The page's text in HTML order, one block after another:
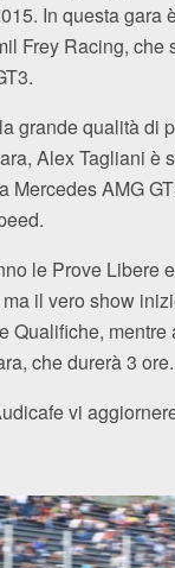
In questa gara
Frey Racing, che
grande qualità di
Alex Tagliani è
Mercedes AMG
le Prove Libere
il vero show
Qualifiche, mentre
che durerà 3 ore.
vi